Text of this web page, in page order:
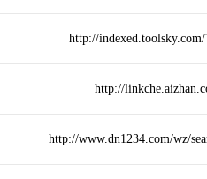
http://
http://
http://www.dn1234.com/wz/